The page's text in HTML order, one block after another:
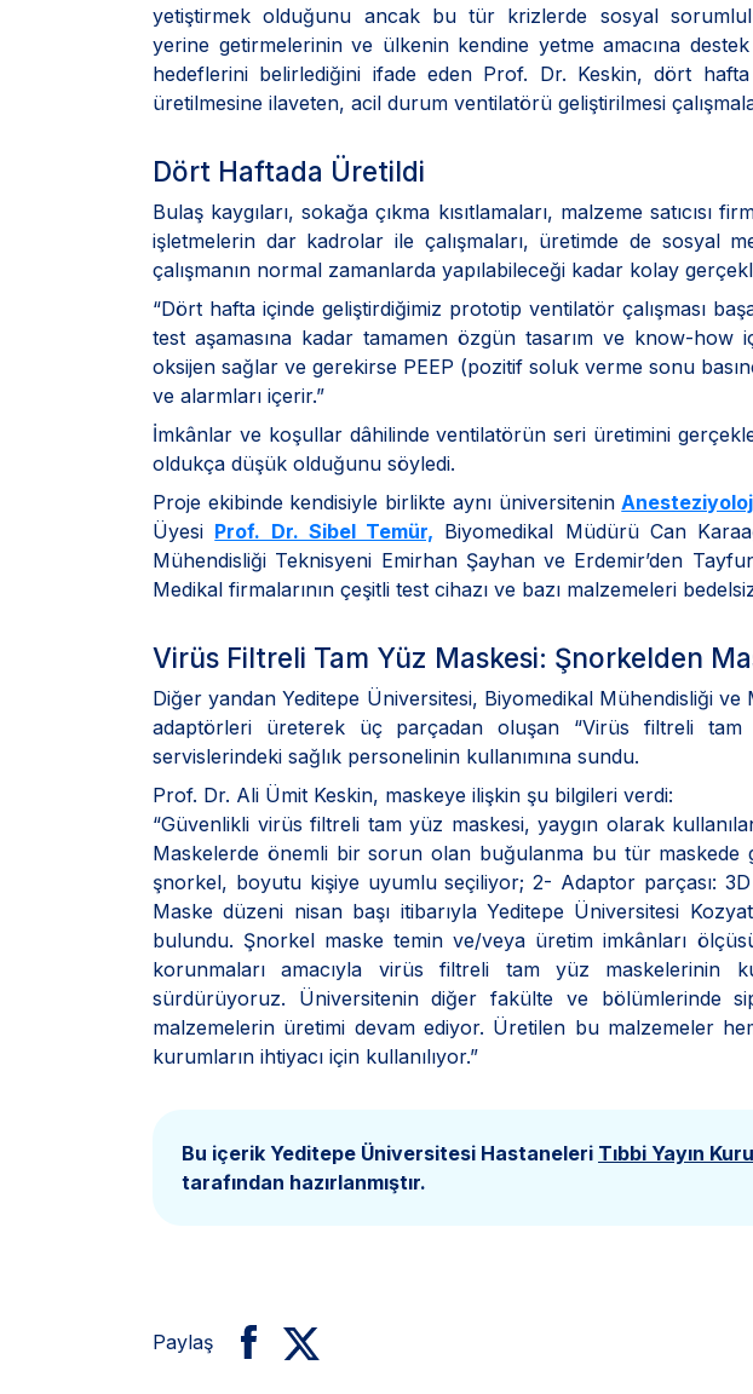
yetiştirmek olduğunu ancak bu tür krizlerde sosyal
yerine getirmelerinin ve ülkenin kendine yetme amacına
hedeflerini belirlediğini ifade eden Prof. Dr. Keskin, dört
üretilmesine ilaveten, acil durum ventilatörü geliştirilmesi
Dört Haftada Üretildi
Bulaş kaygıları, sokağa çıkma kısıtlamaları, malzeme
işletmelerin dar kadrolar ile çalışmaları, üretimde de sosyal
çalışmanın normal zamanlarda yapılabileceği kadar kolay
“Dört hafta içinde geliştirdiğimiz prototip ventilatör çalışması
test aşamasına kadar tamamen özgün tasarım ve know-
oksijen sağlar ve gerekirse PEEP (pozitif soluk verme sonu
ve alarmları içerir.”
İmkânlar ve koşullar dâhilinde ventilatörün seri üretimini
oldukça düşük olduğunu söyledi.
Proje ekibinde kendisiyle birlikte aynı üniversitenin
Üyesi Prof. Dr. Sibel Temür, Biyomedikal Müdürü Can
Mühendisliği Teknisyeni Emirhan Şayhan ve Erdemir’den
Medikal firmalarının çeşitli test cihazı ve bazı malzemeleri
Virüs Filtreli Tam Yüz Maskesi: Şnorkelden
Diğer yandan Yeditepe Üniversitesi, Biyomedikal Mühendisliği
adaptörleri üreterek üç parçadan oluşan “Virüs filtreli tam
servislerindeki sağlık personelinin kullanımına sundu.
Prof. Dr. Ali Ümit Keskin, maskeye ilişkin şu bilgileri verdi:
“Güvenlikli virüs filtreli tam yüz maskesi, yaygın olarak
Maskelerde önemli bir sorun olan buğulanma bu tür maskede
şnorkel, boyutu kişiye uyumlu seçiliyor; 2- Adaptor parçası:
Maske düzeni nisan başı itibarıyla Yeditepe Üniversitesi
bulundu. Şnorkel maske temin ve/veya üretim imkânları
korunmaları amacıyla virüs filtreli tam yüz maskelerinin
sürdürüyoruz. Üniversitenin diğer fakülte ve bölümlerinde
malzemelerin üretimi devam ediyor. Üretilen bu malzemeler
kurumların ihtiyacı için kullanılıyor.”
Bu içerik Yeditepe Üniversitesi Hastaneleri Tıbbi Yayın
tarafından hazırlanmıştır.
Paylaş